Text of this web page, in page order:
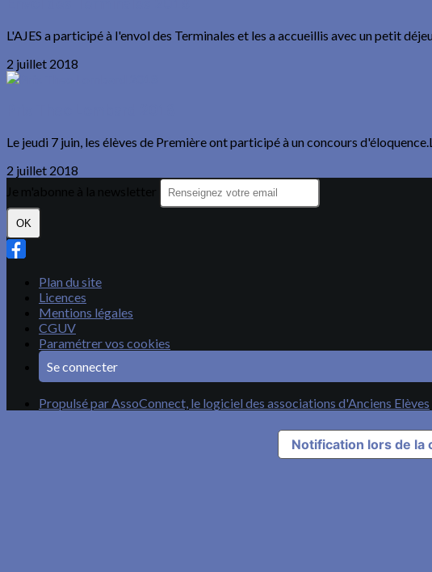
L'AJES a participé à l'envol des Terminales et les a accueillis avec un petit
2 juillet 2018
Le jeudi 7 juin, les élèves de Première ont participé à un concours
2 juillet 2018
OK
Plan du site
Licences
Mentions légales
CGUV
Paramétrer vos cookies
Se connecter
Propulsé par AssoConnect, le logiciel des associations d'Anciens Elèves
Notification lors de la